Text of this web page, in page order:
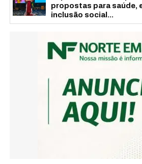
propostas para saúde,
inclusão social...